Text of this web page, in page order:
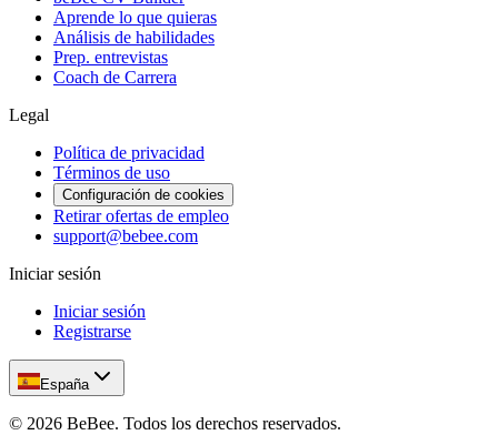
Aprende lo que quieras
Análisis de habilidades
Prep. entrevistas
Coach de Carrera
Legal
Política de privacidad
Términos de uso
Configuración de cookies
Retirar ofertas de empleo
support@bebee.com
Iniciar sesión
Iniciar sesión
Registrarse
España
© 2026 BeBee. Todos los derechos reservados.